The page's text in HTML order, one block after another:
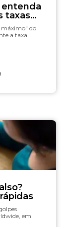
taxas
máximo" do
a taxa…
em